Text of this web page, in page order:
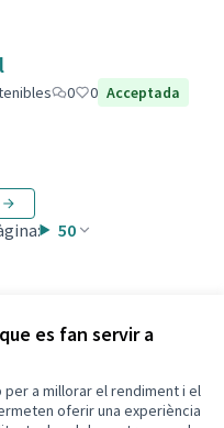
es fan servir a
a millorar el rendiment i el
oferir una experiència
0 0 Acceptada
50